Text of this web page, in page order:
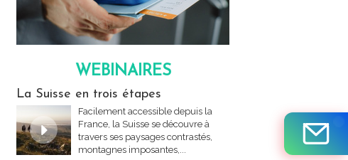
WEBINAIRES
La Suisse en trois étapes
Facilement accessible depuis la
France, la Suisse se découvre à
travers ses paysages contrastés,
montagnes imposantes,...